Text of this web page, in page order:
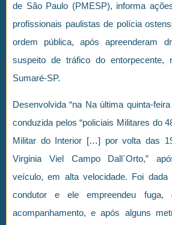
de São Paulo (PMESP), informa
profissionais paulistas de polícia
ordem pública, após apreenderam
suspeito de tráfico do entorpecente,
Sumaré-SP.
Desenvolvida “na Na última quinta-
conduzida pelos “policiais Militares do
Militar do Interior […] por volta das
Virginia Viel Campo Dall`Orto,”
veículo, em alta velocidade. Foi
condutor e ele empreendeu
acompanhamento, e após alguns